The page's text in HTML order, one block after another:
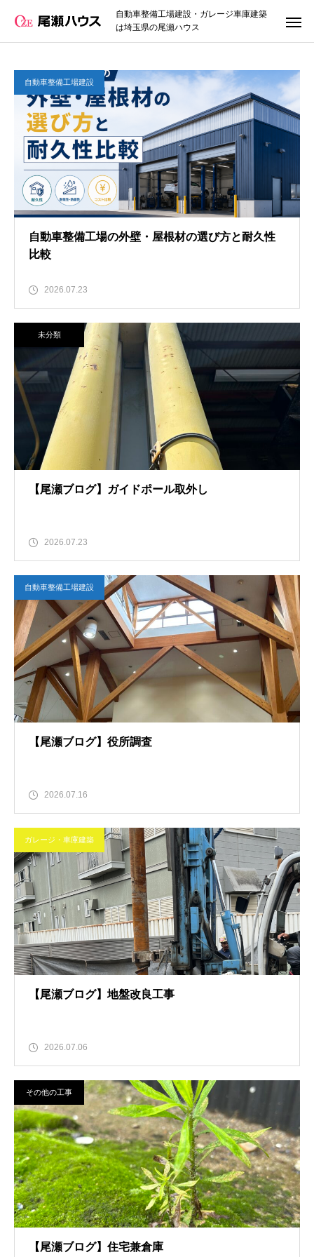
自動車整備工場建設・ガレージ車庫建築
は埼玉県の尾瀬ハウス
自動車整備工場建設
自動車整備工場の外壁・屋根材の選び方と耐久性
比較
2026.07.23
未分類
【尾瀬ブログ】ガイドポール取外し
2026.07.23
自動車整備工場建設
【尾瀬ブログ】役所調査
2026.07.16
ガレージ・車庫建築
【尾瀬ブログ】地盤改良工事
2026.07.06
その他の工事
【尾瀬ブログ】住宅兼倉庫